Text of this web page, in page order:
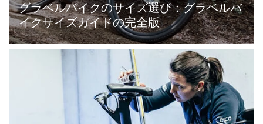
グラベルバイクのサイズ選び：グラベルバ
イクサイズガイドの完全版